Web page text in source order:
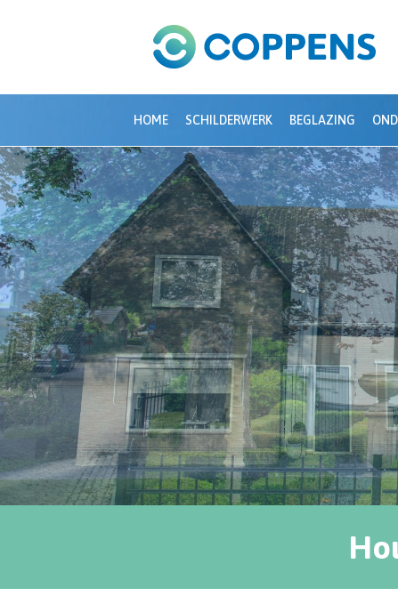
HOME SCHILDERWERK BEGLAZING